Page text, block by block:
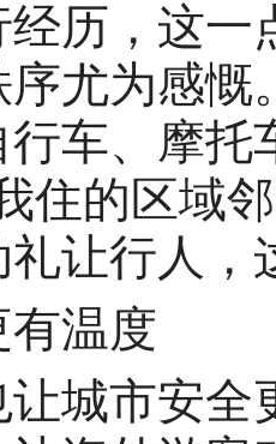
经历，这
尤为感慨
行车、摩
住的区域
让行人，
温度
让城市安